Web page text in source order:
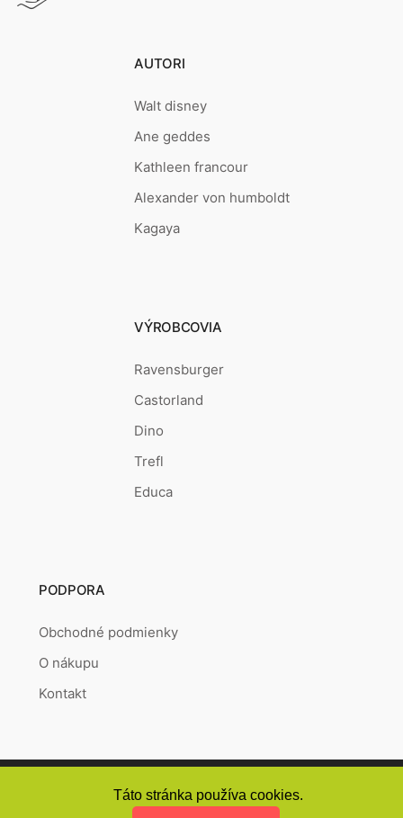
AUTORI
Walt disney
Ane geddes
Kathleen francour
Alexander von humboldt
Kagaya
VÝROBCOVIA
Ravensburger
Castorland
Dino
Trefl
Educa
PODPORA
Obchodné podmienky
O nákupu
Kontakt
Copyright © 2026Puzzlepoint.sk Vytvořeno systémem
Táto stránka používa cookies.